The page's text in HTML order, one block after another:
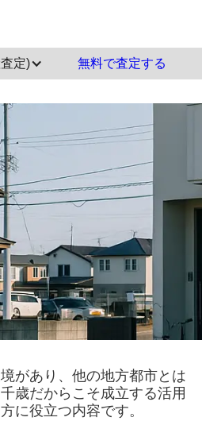
定) ‍無料で査定する
があり、他の地方都市とは
歳だからこそ成立する活用
に役立つ内容です。